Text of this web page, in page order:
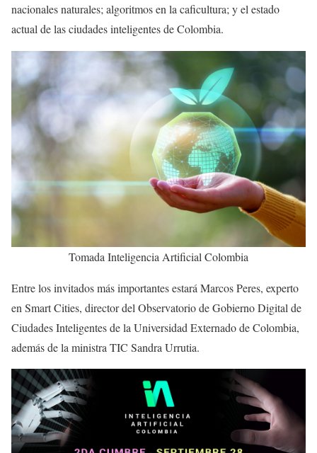
nacionales naturales; algoritmos en la caficultura; y el estado
actual de las ciudades inteligentes de Colombia.
Tomada Inteligencia Artificial Colombia
Entre los invitados más importantes estará Marcos Peres, experto
en Smart Cities, director del Observatorio de Gobierno Digital de
Ciudades Inteligentes de la Universidad Externado de Colombia,
además de la ministra TIC Sandra Urrutia.